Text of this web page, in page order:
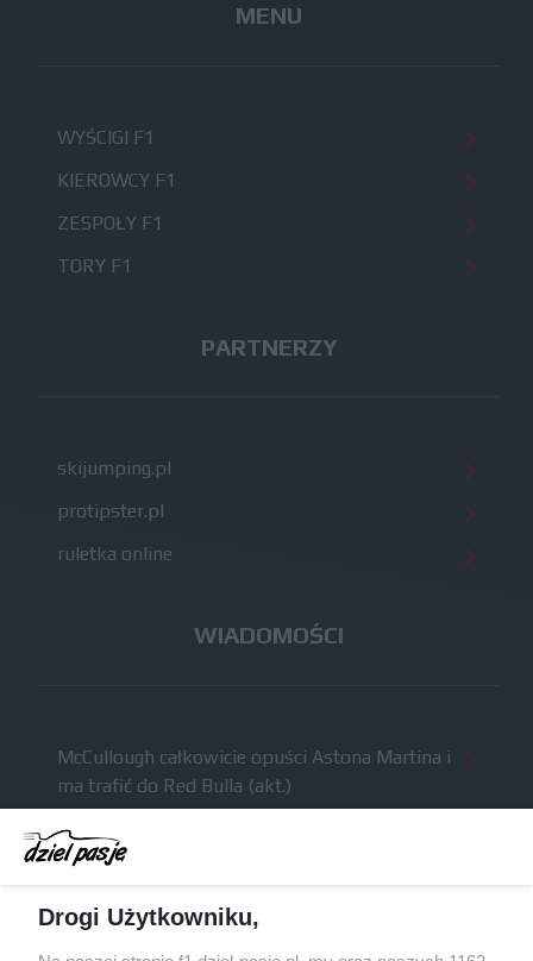
MENU
WYŚCIGI F1
KIEROWCY F1
ZESPOŁY F1
TORY F1
PARTNERZY
skijumping.pl
protipster.pl
ruletka online
WIADOMOŚCI
McCullough całkowicie opuści Astona Martina i
ma trafić do Red Bulla (akt.)
Dochód F1 spadł o 61 procent względem
zeszłego sezonu
algorytmach?
Drogi Użytkowniku,